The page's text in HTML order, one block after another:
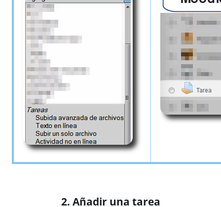
2. Añadir una tarea